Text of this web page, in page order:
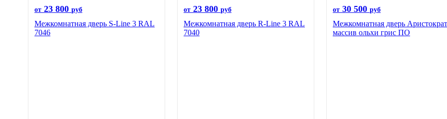
от 23 800 руб
Межкомнатная дверь S-Line 3 RAL
7046
от 23 800 руб
Межкомнатная дверь R-Line 3 RAL
7040
от 30 500 руб
Межкомнатная дверь
массив ольхи грис ПО